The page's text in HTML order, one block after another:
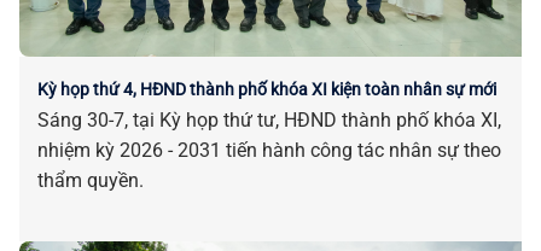
Kỳ họp thứ 4, HĐND thành phố khóa XI kiện toàn nhân sự mới
Sáng 30-7, tại Kỳ họp thứ tư, HĐND thành phố khóa XI,
nhiệm kỳ 2026 - 2031 tiến hành công tác nhân sự theo
thẩm quyền.